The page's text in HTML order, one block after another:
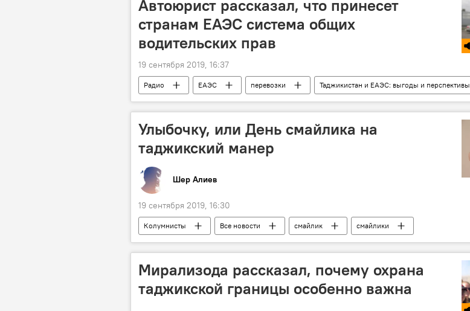
Автоюрист рассказал, что принесет
странам ЕАЭС система общих
водительских прав
19 сентября 2019, 16:37
Радио ЕАЭС перевозки
Таджикистан и ЕАЭС: выгоды и перспективы
Транспорт
Улыбочку, или День смайлика на
таджикский манер
Шер Алиев
19 сентября 2019, 16:30
Колумнисты Все новости смайлик смайлики
Мирализода рассказал, почему охрана
таджикской границы особенно важна